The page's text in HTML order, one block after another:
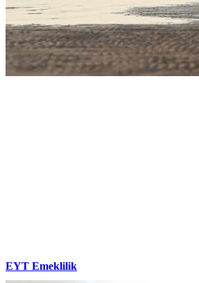
EYT Emeklilik